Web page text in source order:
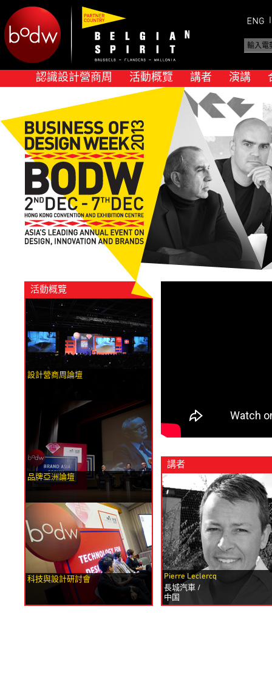
認識設計營商周 活動概覽 講者 演講
活動概覽
設計營商周論壇
品牌亞洲論壇
科技與設計研討會
講者
Pierre Leclercq
長城汽車 /
中国